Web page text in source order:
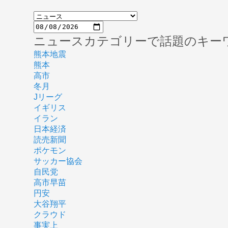
ニュースカテゴリーで話題のキー
熊本地震
熊本
高市
冬月
Jリーグ
イギリス
イラン
日本経済
読売新聞
ポケモン
サッカー協会
自民党
高市早苗
円安
大谷翔平
クラウド
事実上